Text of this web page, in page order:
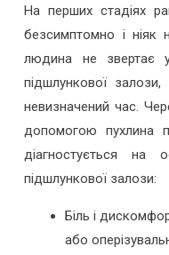
На перших стадіях
безсимптомно і ніяк
людина не звертає
підшлункової
невизначений час.
допомогою пухлина
діагностується на
підшлункової залози:
Біль і
або